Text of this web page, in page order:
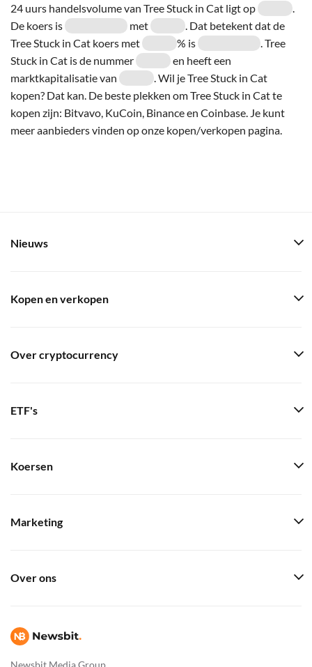
24 uurs handelsvolume van Tree Stuck in Cat ligt op
.
De koers is
met
. Dat betekent dat de
Tree Stuck in Cat koers met
% is
. Tree
Stuck in Cat is de nummer
en heeft een
marktkapitalisatie van
. Wil je Tree Stuck in Cat
kopen? Dat kan. De beste plekken om Tree Stuck in Cat te
kopen zijn: Bitvavo, KuCoin, Binance en Coinbase. Je kunt
meer aanbieders vinden op onze kopen/verkopen pagina.
Newsbit Media Group
Nieuws
Kopen en verkopen
Over cryptocurrency
ETF's
Koersen
Marketing
Over ons